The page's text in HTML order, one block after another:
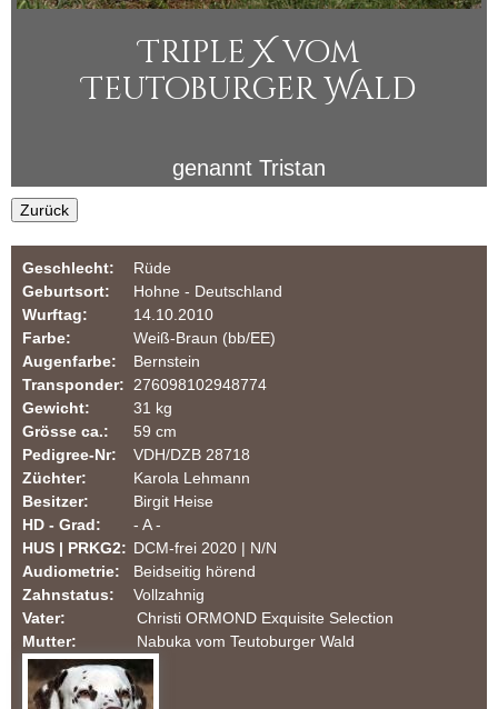
i
Z
u
c
h
v
o
m
T
e
u
Triple X vom
Teutoburger Wald
genannt Tristan
Zurück
Geschlecht:
Rüde
Geburtsort:
Hohne - Deutschland
Wurftag:
14.10.2010
Farbe:
Weiß-Braun (bb/EE)
Augenfarbe:
Bernstein
Transponder:
276098102948774
Gewicht:
31 kg
Grösse ca.:
59 cm
Pedigree-Nr:
VDH/DZB 28718
Züchter:
Karola Lehmann
Besitzer:
Birgit Heise
HD - Grad:
- A -
HUS | PRKG2: DCM-frei 2020 | N/N
Audiometrie:
Beidseitig hörend
Zahnstatus:
Vollzahnig
Vater:
Christi ORMOND Exquisite Selection
Mutter:
Nabuka vom Teutoburger Wald